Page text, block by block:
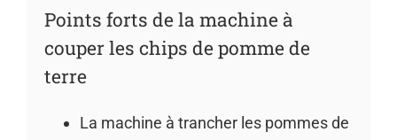
Points forts de la machine à
couper les chips de pomme de
terre
La machine à trancher les pommes de